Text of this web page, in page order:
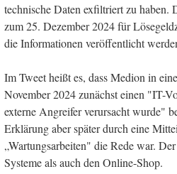
technische Daten exfiltriert zu haben.
zum 25. Dezember 2024 für
die Informationen veröffentlicht
Im Tweet heißt es, dass Medion in
November 2024 zunächst einen "IT-
externe Angreifer verursacht wurde"
Erklärung aber später durch eine
„Wartungsarbeiten" die Rede war.
Systeme als auch den Online-Shop.